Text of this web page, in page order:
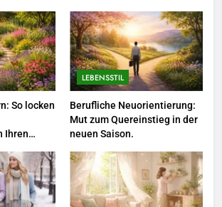
Karriere-Frühling: So bringen Sie
jetzt frischen Wind in Ihren Job.
LEBENSSTIL
Networking-Strategien: Wie Sie
beruflich wertvolle Kontakte
knüpfen.
Selbstversorger-Glück: Welches
So locken
Ihren
LEBENSSTIL
Berufliche Neuorientierung:
Mut zum Quereinstieg in der
neuen Saison.